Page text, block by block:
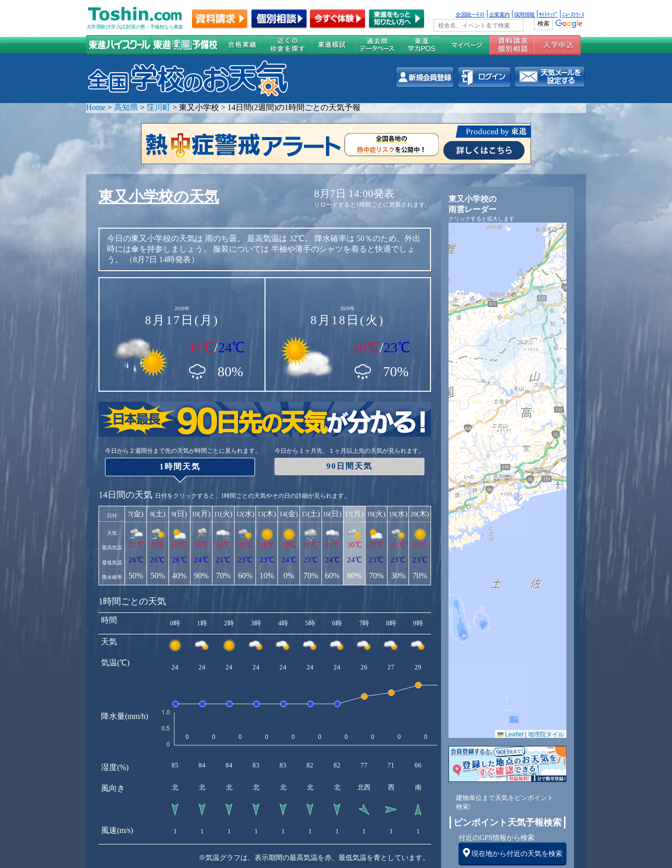
大学受験(大学入試)対策の塾・予備校なら東進
全国統一ﾃｽﾄ 企業案内 採用情報 ｻｲﾄﾏｯﾌﾟ ﾆｭｰｽﾘﾘｰｽ
Home > 高知県 > 窪川町 > 東又小学校 > 14日間(2週間)の1時間ごとの天気予報
東又小学校の天気 8月7日 14:00発表
リロードすると1時間ごとに更新されます。
今日の東又小学校の天気は 雨のち曇。 最高気温は 32℃。 降水確率は 50％のため、外出
時には傘を持参しましょう。
服装については 半袖や薄手のシャツを着ると快適でしょ
う。
（8月7日 14時発表）
2026年
8月17日(月)
30℃/24℃
80%
2026年
8月18日(火)
29℃/23℃
70%
今日から２週間分まで先の天気が時間ごとに見られます。
1時間天気
今日から１ヶ月先、１ヶ月以上先の天気が見られます。
90日間天気
14日間の天気 日付をクリックすると、1時間ごとの天気やその日の詳細が見られます。
日付
天気
最高気温
最低気温
降水確率
7(金)
32℃
26℃
50%
8(土)
33℃
26℃
50%
9(日)
32℃
26℃
40%
10(月)
32℃
24℃
90%
11(火)
32℃
21℃
70%
12(水)
32℃
23℃
60%
13(木)
28℃
23℃
10%
14(金)
29℃
24℃
0%
15(土)
29℃
23℃
70%
16(日)
32℃
24℃
60%
17(月)
30℃
24℃
80%
18(火)
29℃
23℃
70%
19(水)
31℃
23℃
30%
20(木)
29℃
23℃
70%
1時間ごとの天気
時間
天気
気温(℃)
降水量(mm/h)
湿度(%)
風向き
風速(m/s)
0時 1時 2時 3時 4時 5時 6時 7時 8時 9時 10時 11時
24 24 24 24 24 24 24 26 27 29
85 84 84 83 83 82 82 77 71 66 64 63 67 71
北 北 北 北 北 北 北 北西 西 南
1 1 1 1 1 1 1 1 1 1
※気温グラフは、表示期間の最高気温を赤、最低気温を青としています。
東又小学校の
雨雲レーダー
クリックすると拡大します
Leaflet | 地理院タイル
建物単位まで天気をピンポイント
検索!
ピンポイント天気予報検索
付近のGPS情報から検索
現在地から付近の天気を検索